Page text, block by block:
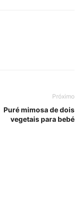
Próximo
Puré mimosa de dois
vegetais para bebé